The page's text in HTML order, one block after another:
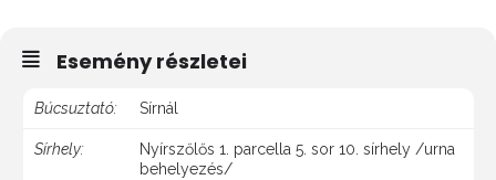
Esemény részletei
Búcsuztató: Sírnál
Sírhely:
Nyírszőlős 1. parcella 5. sor 10. sírhely /urna
behelyezés/